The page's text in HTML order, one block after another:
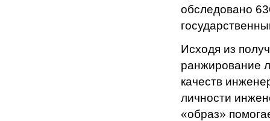
обследовано
Исходя из
ранжирование
качеств
личности
«образ»